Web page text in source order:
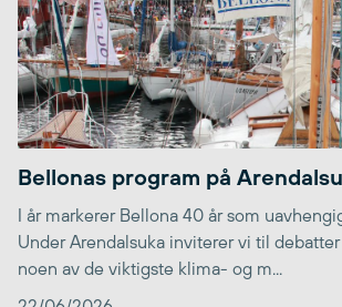
Bellonas program på
I år markerer Bellona 40 år som
Under Arendalsuka inviterer vi til
noen av de viktigste klima- og m...